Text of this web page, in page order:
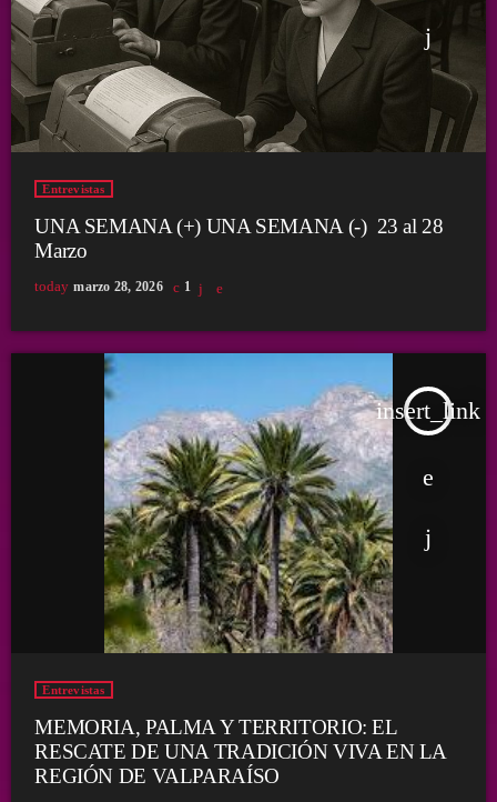
Entrevistas
UNA SEMANA (+) UNA SEMANA (-) 23 al 28
Marzo
today marzo 28, 2026 1
insert_link
Entrevistas
MEMORIA, PALMA Y TERRITORIO: EL
RESCATE DE UNA TRADICIÓN VIVA EN LA
REGIÓN DE VALPARAÍSO